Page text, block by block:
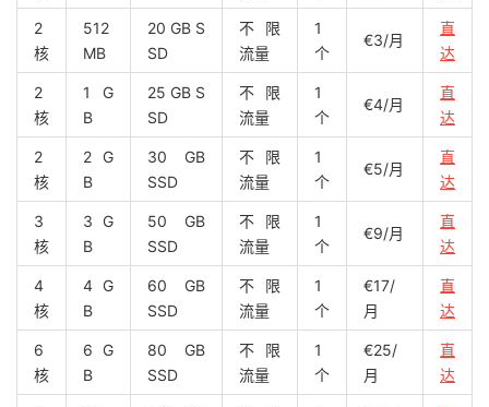
2
核
512
MB
20 GB S
SD
不限
流量
1
个
€3/月
直
达
2
核
1 G
B
25 GB S
SD
不限
流量
1
个
€4/月
直
达
2
核
2 G
B
30 GB
SSD
不限
流量
1
个
€5/月
直
达
3
核
3 G
B
50 GB
SSD
不限
流量
1
个
€9/月
直
达
4
核
4 G
B
60 GB
SSD
不限
流量
1
个
€17/
月
直
达
6
核
6 G
B
80 GB
SSD
不限
流量
1
个
€25/
月
直
达